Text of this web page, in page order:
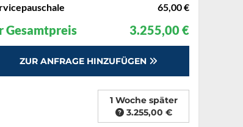
65,00 €
Gesamtpreis 3.255,00 €
ZUR ANFRAGE HINZUFÜGEN
1 Woche später
3.255,00 €